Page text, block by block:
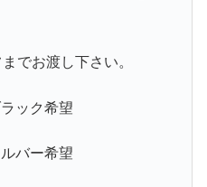
でお渡し下さい。
ック希望
バー希望